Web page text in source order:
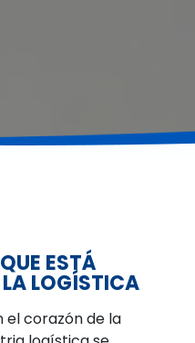
ESTÁ
LOGÍSTICA
el corazón de la